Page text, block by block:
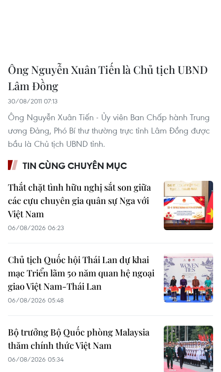
Ông Nguyễn Xuân Tiến là Chủ tịch UBND
Lâm Đồng
30/08/2011 07:13
Ông Nguyễn Xuân Tiến - Ủy viên Ban Chấp hành Trung
ương Đảng, Phó Bí thư thường trực tỉnh Lâm Đồng được
bầu là Chủ tịch UBND tỉnh.
TIN CÙNG CHUYÊN MỤC
Thắt chặt tình hữu nghị sắt son giữa
các cựu chuyên gia quân sự Nga với
Việt Nam
06/08/2026 06:23
Chủ tịch Quốc hội Thái Lan dự khai
mạc Triển lãm 50 năm quan hệ ngoại
giao Việt Nam-Thái Lan
06/08/2026 05:48
Bộ trưởng Bộ Quốc phòng Malaysia
thăm chính thức Việt Nam
06/08/2026 05:34